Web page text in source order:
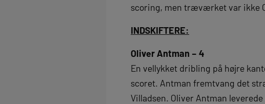
scoring, men træværket var ikke
INDSKIFTERE:
Oliver Antman – 4
En vellykket dribling på højre
scoret. Antman fremtvang det
Villadsen. Oliver Antman